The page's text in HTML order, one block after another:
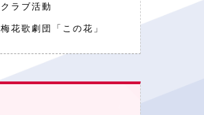
クラブ活動
梅花歌劇団「この花」